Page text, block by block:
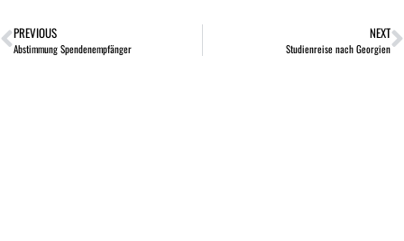
PREVIOUS
Abstimmung Spendenempfänger
NEXT
Studienreise nach Georgien